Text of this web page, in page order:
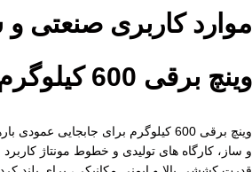
موارد کاربری صنعتی و
وینچ برقی 600 کیلوگرم
وینچ برقی 600 کیلوگرم برای جابجایی
و ساز، کارگاه‌ های تولیدی و خطوط مونتاژ کاربرد